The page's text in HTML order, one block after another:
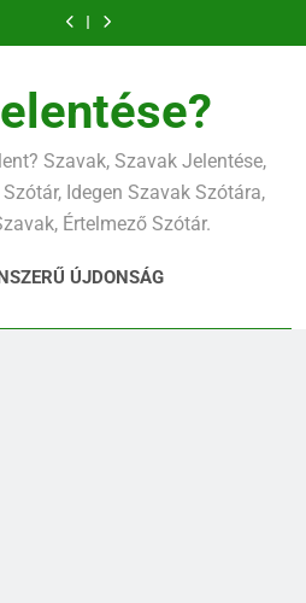
Szavak, Szavak Jelentése,
Idegen Szavak Szótára,
Értelmező Szótár.
ÚJDONSÁG